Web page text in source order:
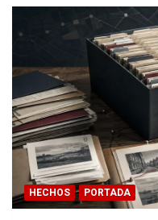
HECHOS PORTADA